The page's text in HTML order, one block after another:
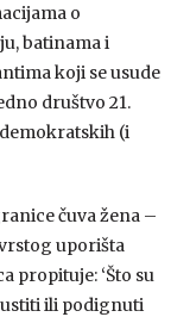
o
batinama i
koji se usude
društvo 21.
(i
čuva žena –
uporišta
propituje: ‘Što su
ili podignuti